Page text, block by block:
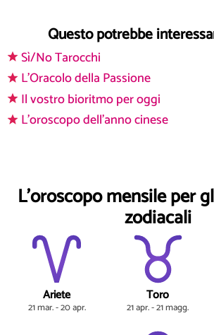
Questo potrebbe
Sì/No Tarocchi
L'Oracolo della Passione
Il vostro bioritmo per oggi
L'oroscopo dell'anno cinese
L'oroscopo mensile per
zodiacali
Ariete
21 mar. - 20 apr.
Toro
21 apr. - 21 magg.